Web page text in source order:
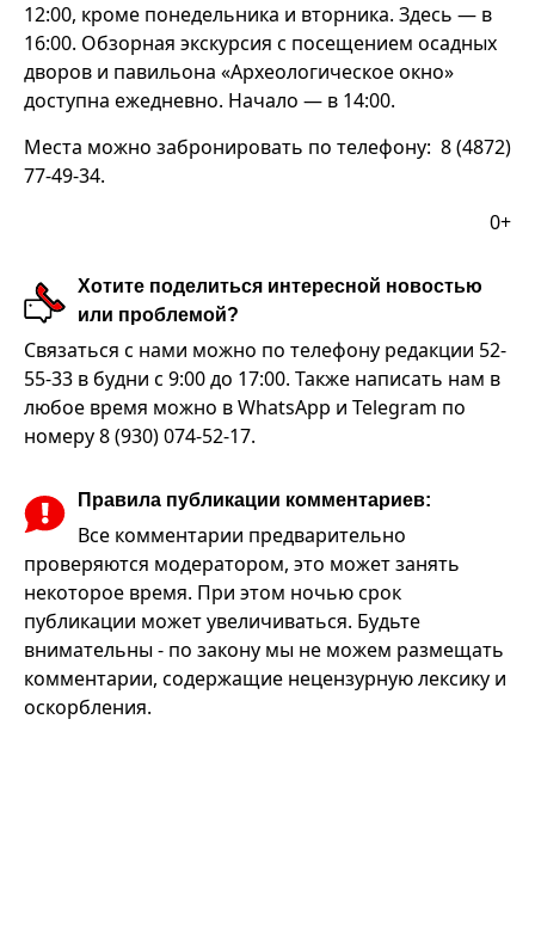
12:00, кроме понедельника и вторника. Здесь — в
16:00. Обзорная экскурсия с посещением осадных
дворов и павильона «Археологическое окно»
доступна ежедневно. Начало — в 14:00.
Места можно забронировать по телефону: 8 (4872)
77-49-34.
0+
Хотите поделиться интересной новостью
или проблемой?
Связаться с нами можно по телефону редакции 52-
55-33 в будни с 9:00 до 17:00. Также написать нам в
любое время можно в WhatsApp и Telegram по
номеру 8 (930) 074-52-17.
Правила публикации комментариев:
Все комментарии предварительно
проверяются модератором, это может занять
некоторое время. При этом ночью срок
публикации может увеличиваться. Будьте
внимательны - по закону мы не можем размещать
комментарии, содержащие нецензурную лексику и
оскорбления.